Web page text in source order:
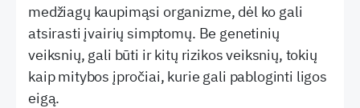
medžiagų kaupimąsi organizme, dėl ko gali
atsirasti įvairių simptomų. Be genetinių
veiksnių, gali būti ir kitų rizikos veiksnių, tokių
kaip mitybos įpročiai, kurie gali pabloginti ligos
eigą.